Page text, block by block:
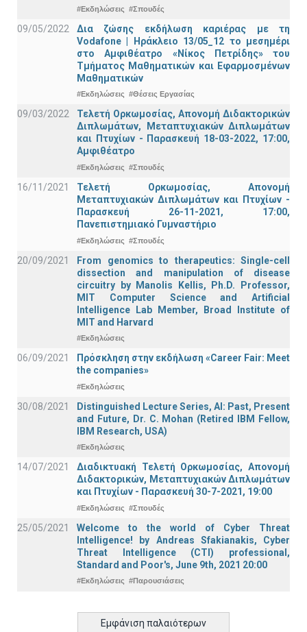
#Εκδηλώσεις #Σπουδές
09/05/2022
Δια ζώσης εκδήλωση καριέρας με τη
Vodafone | Ηράκλειο 13/05_12 το μεσημέρι
στο Αμφιθέατρο «Νίκος Πετρίδης» του
Τμήματος Μαθηματικών και Εφαρμοσμένων
Μαθηματικών
#Εκδηλώσεις #Θέσεις Εργασίας
09/03/2022
Τελετή Ορκωμοσίας, Απονομή Διδακτορικών
Διπλωμάτων, Μεταπτυχιακών Διπλωμάτων
και Πτυχίων - Παρασκευή 18-03-2022, 17:00,
Αμφιθέατρο
#Εκδηλώσεις #Σπουδές
16/11/2021
Τελετή Ορκωμοσίας, Απονομή
Μεταπτυχιακών Διπλωμάτων και Πτυχίων -
Παρασκευή 26-11-2021, 17:00,
Πανεπιστημιακό Γυμναστήριο
#Εκδηλώσεις #Σπουδές
20/09/2021
From genomics to therapeutics: Single-cell
dissection and manipulation of disease
circuitry by Manolis Kellis, Ph.D. Professor,
MIT Computer Science and Artificial
Intelligence Lab Member, Broad Institute of
MIT and Harvard
#Εκδηλώσεις
06/09/2021
Πρόσκληση στην εκδήλωση «Career Fair: Meet
the companies»
#Εκδηλώσεις
30/08/2021
Distinguished Lecture Series, ΑΙ: Past, Present
and Future, Dr. C. Mohan (Retired IBM Fellow,
IBM Research, USA)
#Εκδηλώσεις
14/07/2021
Διαδικτυακή Τελετή Ορκωμοσίας, Απονομή
Διδακτορικών, Μεταπτυχιακών Διπλωμάτων
και Πτυχίων - Παρασκευή 30-7-2021, 19:00
#Εκδηλώσεις #Σπουδές
25/05/2021
Welcome to the world of Cyber Threat
Intelligence! by Andreas Sfakianakis, Cyber
Threat Intelligence (CTI) professional,
Standard and Poor's, June 9th, 2021 20:00
#Εκδηλώσεις #Παρουσιάσεις
Εμφάνιση παλαιότερων